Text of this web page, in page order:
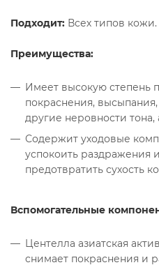
Подходит: Всех типов кожи.
Преимущества:
Имеет высокую степень
покраснения,
другие неровности тона,
Содержит уходовые
успокоить раздражения
предотвратить сухость
Вспомогательные
Центелла азиатская
снимает покраснения и